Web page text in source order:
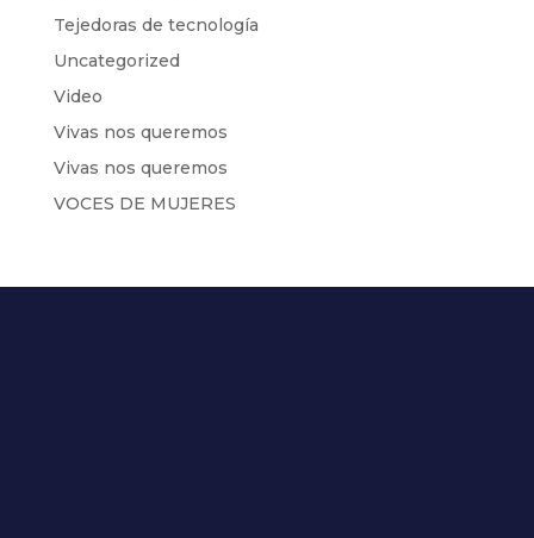
Tejedoras de tecnología
Uncategorized
Video
Vivas nos queremos
Vivas nos queremos
VOCES DE MUJERES